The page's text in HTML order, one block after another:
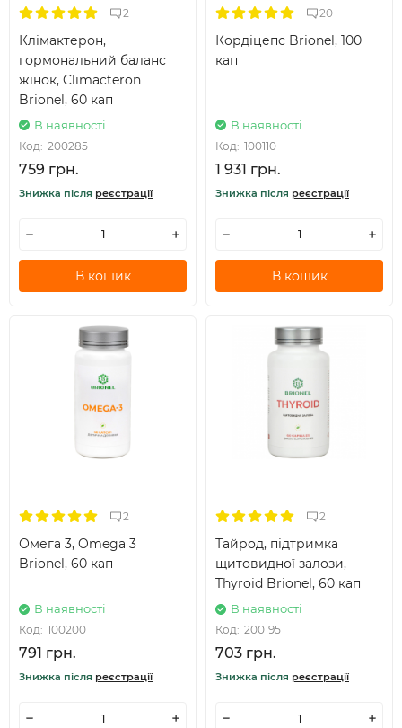
2
Клімактерон,
гормональний баланс
жінок, Climacteron
Brionel, 60 кап
В наявності
Код: 200285
759 грн.
Знижка після реєстрації
В кошик
20
Кордіцепс Brionel, 100
кап
В наявності
Код: 100110
1 931 грн.
Знижка після реєстрації
В кошик
2
Омега 3, Omega 3
Brionel, 60 кап
В наявності
Код: 100200
791 грн.
Знижка після реєстрації
2
Тайрод, підтримка
щитовидної залози,
Thyroid Brionel, 60 кап
В наявності
Код: 200195
703 грн.
Знижка після реєстрації